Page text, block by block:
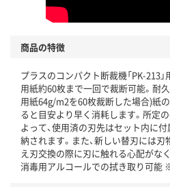
商品の特徴
プラスのコンパクト断裁機「PK-213
用紙約60枚まで一回で裁断可能。耐
用紙64g/m2を60枚裁断した場合)紙
ると目安より早く消耗します。所定
よって、使用済の刃先はセット内に
納されます。また、新しい替刃には
え刃交換の際に刃に触れる心配がなく
消毒用アルコールでの拭き取り可能